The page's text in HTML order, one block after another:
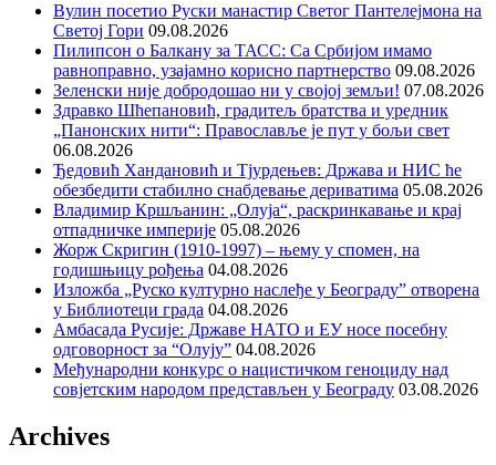
Вулин посетио Руски манастир Светог Пантелејмона на
Светој Гори 09.08.2026
Пилипсон о Балкану за ТАСС: Са Србијом имамо
равноправно, узајамно корисно партнерство 09.08.2026
Зеленски није добродошао ни у својој земљи! 07.08.2026
Здравко Шћепановић, градитељ братства и уредник
„Панонских нити“: Православље је пут у бољи свет
06.08.2026
Ђедовић Хандановић и Тјурдењев: Држава и НИС ће
обезбедити стабилно снабдевање дериватима 05.08.2026
Владимир Кршљанин: „Олуја“, раскринкавање и крај
отпадничке империје 05.08.2026
Жорж Скригин (1910-1997) – њему у спомен, на
годишњицу рођења 04.08.2026
Изложба „Руско културно наслеђе у Београду” отворена
у Библиотеци града 04.08.2026
Амбасада Русије: Државе НАТО и ЕУ носе посебну
одговорност за “Олују” 04.08.2026
Међународни конкурс о нацистичком геноциду над
совјетским народом представљен у Београду 03.08.2026
Archives